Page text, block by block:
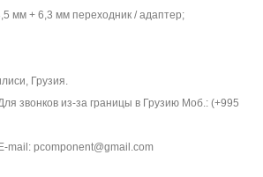
мм + 6,3 мм переходник / адаптер;
Грузия.
звонков из-за границы в Грузию Моб.: (+995
mail: pcomponent@gmail.com